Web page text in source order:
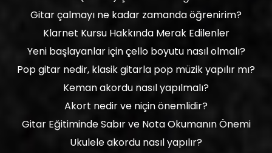
Gitar çalmayı ne kadar zamanda öğrenirim?
Klarnet Kursu Hakkında Merak Edilenler
Yeni başlayanlar için çello boyutu nasıl olmalı?
Pop gitar nedir, klasik gitarla pop müzik yapılır mı?
Keman akordu nasıl yapılmalı?
Akort nedir ve niçin önemlidir?
Gitar Eğitiminde Sabır ve Nota Okumanın Önemi
Ukulele akordu nasıl yapılır?